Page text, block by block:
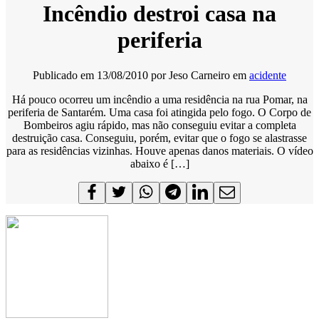
Incêndio destroi casa na
periferia
Publicado em 13/08/2010 porJeso Carneiro em acidente
Há pouco ocorreu um incêndio a uma residência na rua Pomar, na
periferia de Santarém. Uma casa foi atingida pelo fogo. O Corpo de
Bombeiros agiu rápido, mas não conseguiu evitar a completa
destruição casa. Conseguiu, porém, evitar que o fogo se alastrasse
para as residências vizinhas. Houve apenas danos materiais. O vídeo
abaixo é […]